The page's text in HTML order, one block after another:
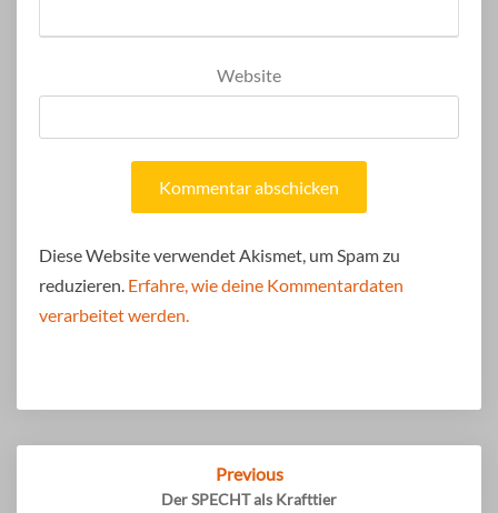
Website
Diese Website verwendet Akismet, um Spam zu
reduzieren. Erfahre, wie deine Kommentardaten
verarbeitet werden.
Post
Previous
Der SPECHT als Krafttier